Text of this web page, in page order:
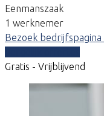
Eenmanszaak
1 werknemer
Bezoek bedrijfspagina
Gratis - Vrijblijvend